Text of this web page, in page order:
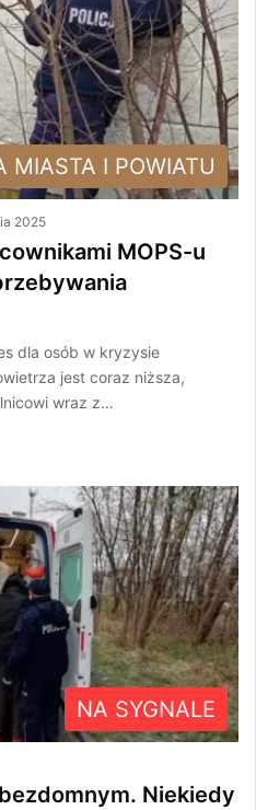
MIASTA I POWIATU
2025
MOPS-u
dla osób w kryzysie
jest coraz niższa,
wraz z…
NA SYGNALE
Niekiedy